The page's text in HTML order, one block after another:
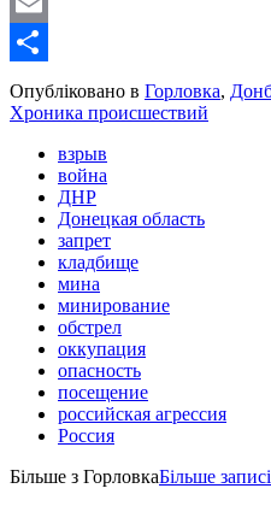
Email
Share
Опубліковано в Горловка,
Хроника происшествий
взрыв
война
ДНР
Донецкая область
запрет
кладбище
мина
минирование
обстрел
оккупация
опасность
посещение
российская агрессия
Россия
Більше з ГорловкаБільше